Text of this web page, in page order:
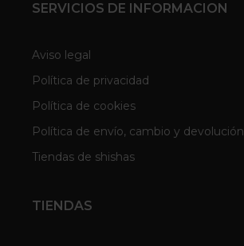
SERVICIOS DE INFORMACION
Aviso legal
Política de privacidad
Política de cookies
Política de envío, cambio y devolución
Tiendas de shishas
TIENDAS